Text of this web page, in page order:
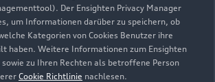
Der Ensighten Privacy Manager
um Informationen darüber zu speichern, ob
Kategorien von Cookies Benutzer ihre
haben. Weitere Informationen zum Ensighten
sowie zu Ihren Rechten als betroffene Person
Cookie Richtlinie nachlesen.